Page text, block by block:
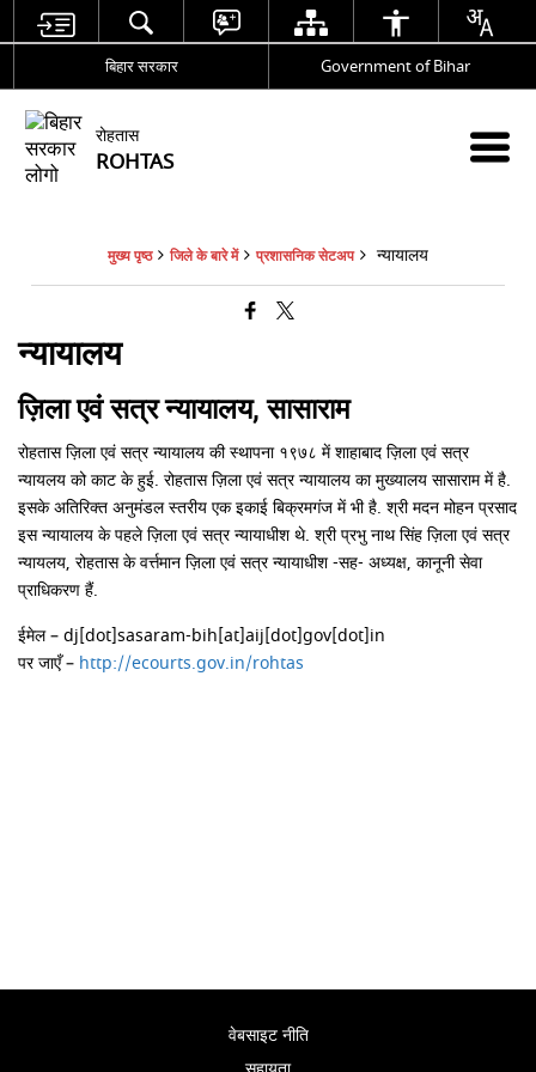
बिहार सरकार Government of Bihar
रोहतास
ROHTAS
मुख्य पृष्ठ जिले के बारे में प्रशासनिक सेटअप न्यायालय
न्यायालय
ज़िला एवं सत्र न्यायालय, सासाराम
रोहतास ज़िला एवं सत्र न्यायालय की स्थापना १९७८ में शाहाबाद ज़िला एवं सत्र
न्यायलय को काट के हुई. रोहतास ज़िला एवं सत्र न्यायालय का मुख्यालय सासाराम में है.
इसके अतिरिक्त अनुमंडल स्तरीय एक इकाई बिक्रमगंज में भी है. श्री मदन मोहन प्रसाद
इस न्यायालय के पहले ज़िला एवं सत्र न्यायाधीश थे. श्री प्रभु नाथ सिंह ज़िला एवं सत्र
न्यायलय, रोहतास के वर्त्तमान ज़िला एवं सत्र न्यायाधीश -सह- अध्यक्ष, कानूनी सेवा
प्राधिकरण हैं.
ईमेल – dj[dot]sasaram-bih[at]aij[dot]gov[dot]in
पर जाएँ – http://ecourts.gov.in/rohtas
वेबसाइट नीति